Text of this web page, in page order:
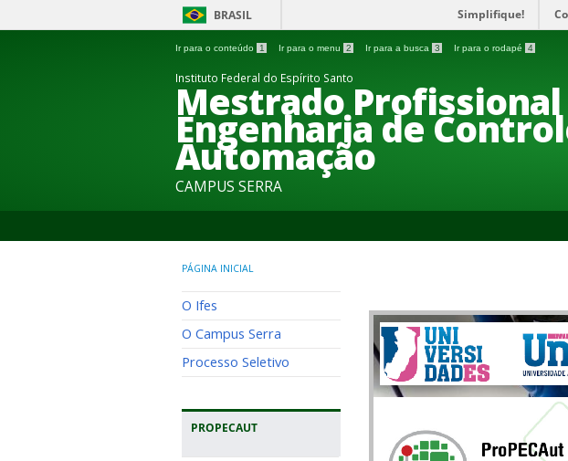
BRASIL Simplifique!
Ir para o conteúdo 1 Ir para o menu 2 Ir para a busca 3 Ir para o rodapé 4
Instituto Federal do Espírito Santo
Mestrado
Engenharia de
Automação
CAMPUS SERRA
PÁGINA INICIAL
O Ifes
O Campus Serra
Processo Seletivo
PROPECAUT